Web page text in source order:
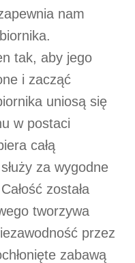
nam
tak, aby jego
i zacząć
uniosą się
w postaci
całą
za wygodne
została
tworzywa
przez
zabawą